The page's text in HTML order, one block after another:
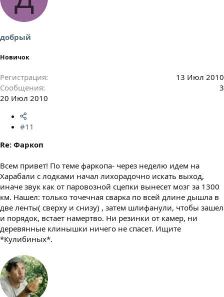
добрый
Новичок
Регистрация
13 Июл 2010
Сообщения
3
20 Июл 2010
#11
Re: Фаркоп
Всем привет! По теме фаркопа- через неделю идем на
Харабали с лодками начал лихорадочно искать выход,
иначе звук как от паровозной сцепки вынесет мозг за 1300
км. Нашел: только точечная сварка по всей длине дышла в
две ленты( сверху и снизу) , затем шлифанули, чтобы зашел
и порядок, встает намертво. Ни резинки от камер, ни
деревянные клинышки ничего не спасет. Ищите
*Кулибиных*.